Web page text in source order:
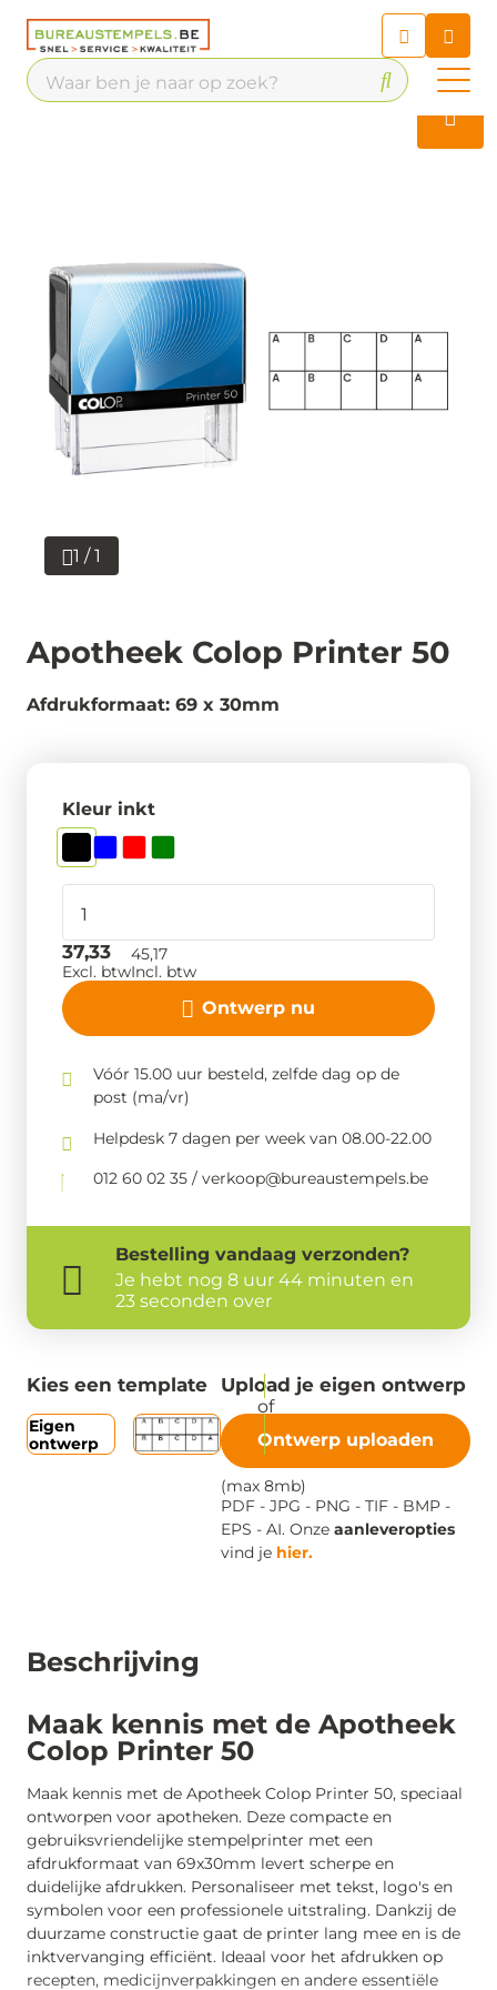
Chat 24/7 met onze chatbot
voor hulp
Contact
Beschrijving
Maak kennis met de Apotheek
Colop Printer 50
Maak kennis met de Apotheek Colop Printer 50, speciaal
ontworpen voor apotheken. Deze compacte en
gebruiksvriendelijke stempelprinter met een
afdrukformaat van 69x30mm levert scherpe en
duidelijke afdrukken. Personaliseer met tekst, logo's en
symbolen voor een professionele uitstraling. Dankzij de
duurzame constructie gaat de printer lang mee en is de
inktvervanging efficiënt. Ideaal voor het afdrukken op
recepten, medicijnverpakkingen en andere essentiële
1 / 1
Apotheek Colop Printer 50
Afdrukformaat: 69 x 30mm
Kleur inkt
Ontwerp nu
37,33
Excl. btw
45,17
Incl. btw
Vóór 15.00 uur besteld, zelfde dag op de
post (ma/vr)
Helpdesk 7 dagen per week van 08.00-22.00
012 60 02 35 / verkoop@bureaustempels.be
Bestelling vandaag verzonden?
Je hebt nog 8 uur 44 minuten en
23 seconden over
Kies een template
Eigen
ontwerp
Upload je eigen ontwerp
Ontwerp uploaden
(max 8mb)
PDF - JPG - PNG - TIF - BMP -
EPS - AI. Onze aanleveropties
vind je hier.